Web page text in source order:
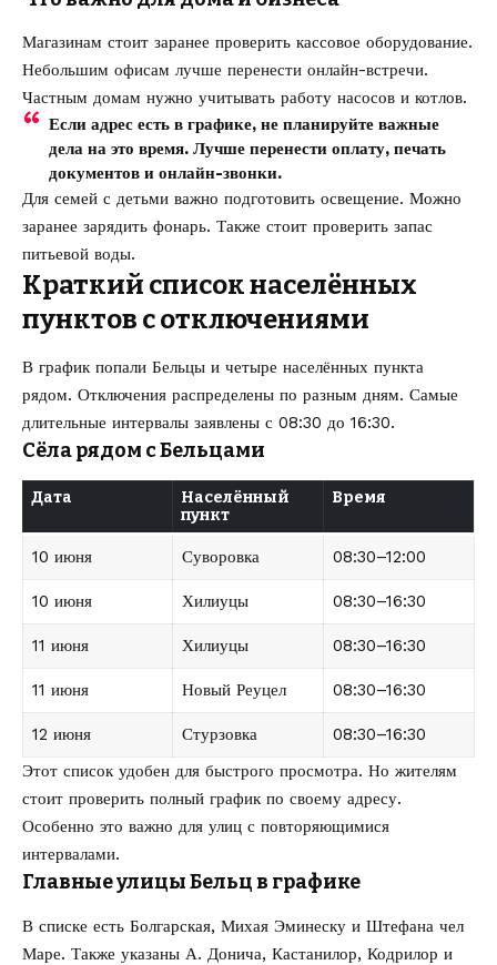
Магазинам стоит заранее проверить кассовое оборудование.
Небольшим офисам лучше перенести онлайн-встречи.
Частным домам нужно учитывать работу насосов и котлов.
Если адрес есть в графике, не планируйте важные
дела на это время. Лучше перенести оплату, печать
документов и онлайн-звонки.
Для семей с детьми важно подготовить освещение. Можно
заранее зарядить фонарь. Также стоит проверить запас
питьевой воды.
Краткий список населённых
пунктов с отключениями
В график попали Бельцы и четыре населённых пункта
рядом. Отключения распределены по разным дням. Самые
длительные интервалы заявлены с 08:30 до 16:30.
Сёла рядом с Бельцами
Дата
Населённый
пункт
Время
10 июня Суворовка 08:30–12:00
10 июня Хилиуцы 08:30–16:30
11 июня Хилиуцы 08:30–16:30
11 июня Новый Реуцел 08:30–16:30
12 июня Стурзовка
08:30–16:30
Этот список удобен для быстрого просмотра. Но жителям
стоит проверить полный график по своему адресу.
Особенно это важно для улиц с повторяющимися
интервалами.
Главные улицы Бельц в графике
В списке есть Болгарская, Михая Эминеску и Штефана чел
Маре. Также указаны А. Донича, Кастанилор, Кодрилор и